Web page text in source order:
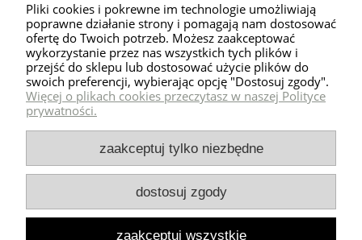
Pomoc
Moje konto
Zwroty i reklamacje
Pliki cookies i pokrewne im technologie umożliwiają
poprawne działanie strony i pomagają nam dostosować
ofertę do Twoich potrzeb. Możesz zaakceptować
wykorzystanie przez nas wszystkich tych plików i
przejść do sklepu lub dostosować użycie plików do
swoich preferencji, wybierając opcję "Dostosuj zgody".
Więcej o plikach cookies przeczytasz w naszej Polityce
prywatności.
zaakceptuj tylko niezbędne
dostosuj zgody
zaakceptuj wszystkie